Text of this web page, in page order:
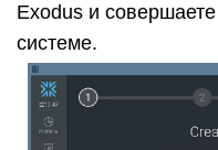
Exodus и
системе.